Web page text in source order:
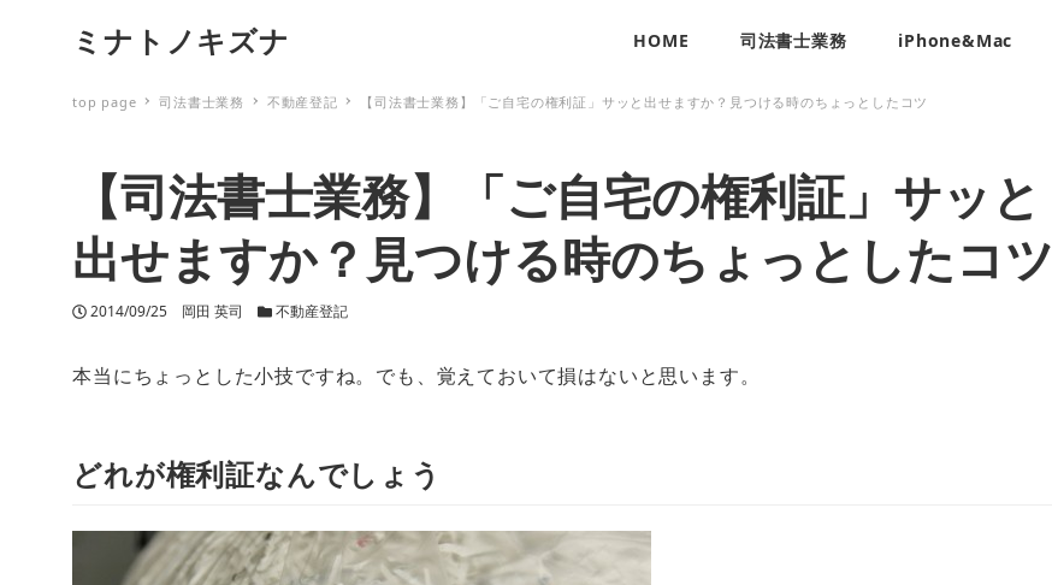
ミナトノキズナ HOME 司法書士業務 iPhone&Mac
top page 司法書士業務 不動産登記 【司法書士業務】「ご自宅の権利証」サッと出せますか？見つける時のちょっとしたコツ
【司法書士業務】「ご自宅の権利証」サッと
出せますか？見つける時のちょっとしたコツ
投稿日
2014/09/25 著者
岡田 英司 カテゴリー
不動産登記
本当にちょっとした小技ですね。でも、覚えておいて損はないと思います。
どれが権利証なんでしょう